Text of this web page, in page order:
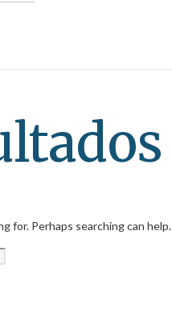
for. Perhaps searching can help.